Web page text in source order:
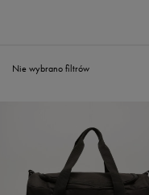
Nie wybrano filtrów